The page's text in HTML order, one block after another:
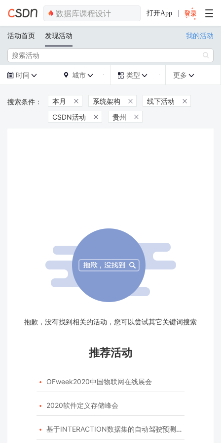
打开App
活动首页 发现活动 我的活动

 时间   城市   类型  更多 
本月  系统架构  线下活动 
CSDN活动  贵州 
抱歉，没有找到相关的活动，您可以尝试其它关键词搜索
推荐活动
 OFweek2020中国物联网在线展会
 2020软件定义存储峰会
 基于INTERACTION数据集的自动驾驶预测模型挑战赛